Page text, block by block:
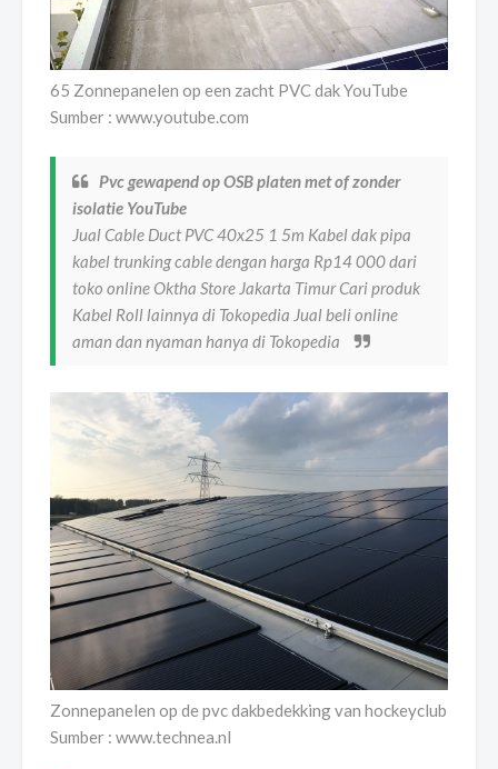
65 Zonnepanelen op een zacht PVC dak YouTube
Sumber : www.youtube.com
Pvc gewapend op OSB platen met of zonder
isolatie YouTube
Jual Cable Duct PVC 40x25 1 5m Kabel dak pipa
kabel trunking cable dengan harga Rp14 000 dari
toko online Oktha Store Jakarta Timur Cari produk
Kabel Roll lainnya di Tokopedia Jual beli online
aman dan nyaman hanya di Tokopedia
Zonnepanelen op de pvc dakbedekking van hockeyclub
Sumber : www.technea.nl